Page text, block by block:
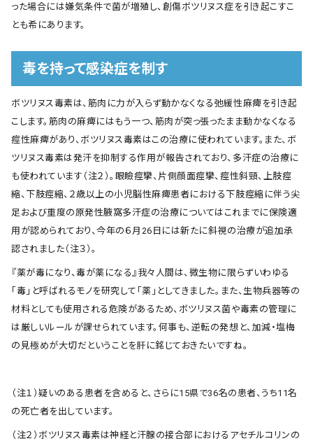
った場合には嫌気条件で菌が増殖し、創傷ボツリヌス症を引き起こすこ
とも希にあります。
毒を持って感染症を制す
ボツリヌス毒素は、筋肉に力が入らず動かなくなる弛緩性麻痺を引き起
こします。筋肉の麻痺にはもう一つ、筋肉が突っ張ったまま動かなくなる
痙性麻痺があり、ボツリヌス毒素はこの治療に使われています。また、ボ
ツリヌス毒素は発汗を抑制する作用が報告されており、多汗症の治療に
も使われています（注２）。眼瞼痙攣、片側顔面痙攣、痙性斜頸、上肢痙
縮、下肢痙縮、２歳以上の小児脳性麻痺患者における下肢痙縮に伴う尖
足および重度の原発性腋窩多汗症の治療についてはこれまでに保険適
用が認められており、今年の６月26日には新たに斜視の治療が追加承
認されました（注３）。
『薬が毒になり、毒が薬になる』我々人間は、微生物に限らずいわゆる
「毒」と呼ばれるモノを研究して「薬」としてきました。また、生物兵器等の
材料としても使用される危険があるため、ボツリヌス菌や毒素の管理に
は厳しいルールが課せられています。何事も、逆転の発想と、加減・塩梅
の見極めが大切だということを肝に銘じておきたいですね。
（注１）疑いのある患者を含めると、さらに15県で36名の患者、うち11名
の死亡者を出しています。
（注２）ボツリヌス毒素は神経と汗腺の接合部におけるアセチルコリンの